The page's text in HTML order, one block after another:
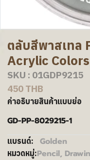
ตลับสีพาสเทล
Acrylic
SKU : 01GDP9215
450 THB
คำอธิบายสินค้าแบบย่อ
GD-PP-8029215-1
แบรนด์: Golden
หมวดหมู่:Pencil,